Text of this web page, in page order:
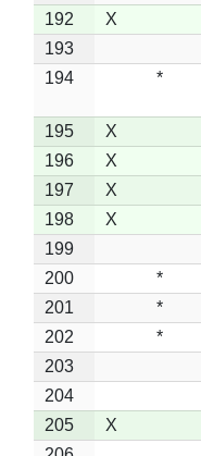
192
X
193
194
*
195
X
196
X
197
X
198
X
199
200
*
201
*
202
*
203
204
205
X